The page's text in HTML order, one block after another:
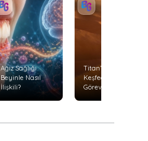
Ağız Sağlığı
Beyinle Nasıl
İlişkili?
Titan’ı Uçarak
Keşfedecek
Görev: Dragonfly